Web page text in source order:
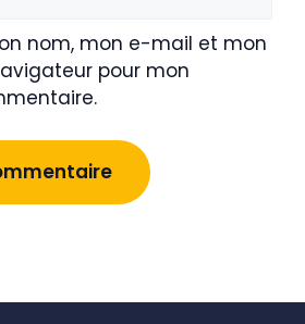
nom, mon e-mail et mon
pour mon